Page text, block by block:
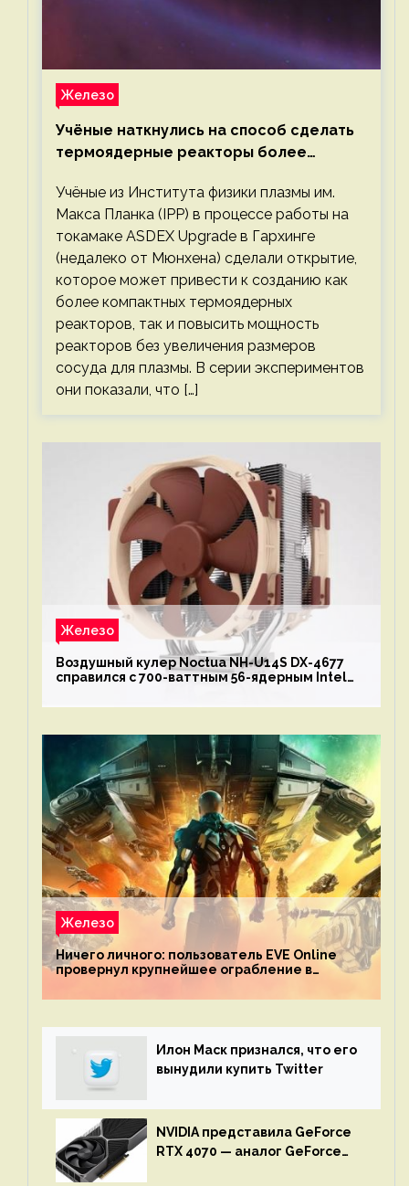
Железо
Учёные наткнулись на способ сделать
термоядерные реакторы более
Учёные из Института физики плазмы им.
Макса Планка (IPP) в процессе работы на
токамаке ASDEX Upgrade в Гархинге
(недалеко от Мюнхена) сделали открытие,
которое может привести к созданию как
более компактных термоядерных
реакторов, так и повысить мощность
реакторов без увеличения размеров
сосуда для плазмы. В серии экспериментов
они показали, что […]
Железо
Воздушный кулер Noctua NH-U14S DX-4677
справился с 700-ваттным 56-ядерным Intel
Железо
Ничего личного: пользователь EVE Online
провернул крупнейшее ограбление в
механике
Илон Маск признался, что его
вынудили купить Twitter
NVIDIA представила GeForce
RTX 4070 — аналог GeForce